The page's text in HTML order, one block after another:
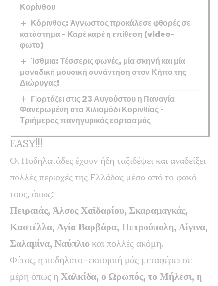
Κορίνθου
Κόρινθος: Άγνωστος προκάλεσε φθορές σε
κατάστημα – Καρέ καρέ η επίθεση (video-
φωτο)
Ίσθμια: Τέσσερις φωνές, μία σκηνή και μία
μοναδική μουσική συνάντηση στον Κήπο της
Διώρυγας!
Γιορτάζει στις 23 Αυγούστου η Παναγία
Φανερωμένη στο Χιλιομόδι Κορινθίας –
Τριήμερος πανηγυρικός εορτασμός
EASY!!!
Οι Ποδηλατάδες έχουν ήδη ταξιδέψει και αναδείξει
πολλές περιοχές της Ελλάδας μέσα από το φακό
τους, όπως:
Πειραιάς, Άλσος Χαϊδαρίου, Σκαραμαγκάς,
Καστέλλα, Αγία Βαρβάρα, Πετρούπολη, Αίγινα,
Σαλαμίνα, Ναύπλιο και πολλές ακόμη.
Φέτος, η ποδηλατο-εκπομπή μάς μεταφέρει σε
μέρη όπως η Χαλκίδα, ο Ωρωπός, το Μήλεσι, η